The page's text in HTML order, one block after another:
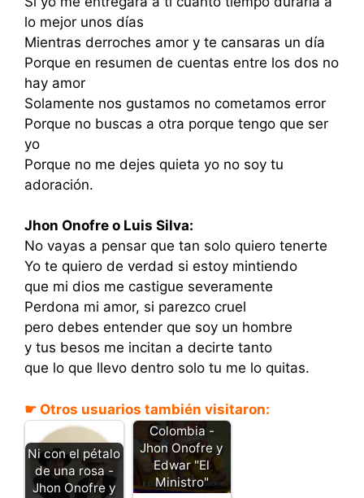
lo mejor unos días
Mientras derroches amor y te cansaras un día
Porque en resumen de cuentas entre los dos no
hay amor
Solamente nos gustamos no cometamos error
Porque no buscas a otra porque tengo que ser
yo
Porque no me dejes quieta yo no soy tu
adoración.
Jhon Onofre o Luis Silva:
No vayas a pensar que tan solo quiero tenerte
Yo te quiero de verdad si estoy mintiendo
que mi dios me castigue severamente
Perdona mi amor, si parezco cruel
pero debes entender que soy un hombre
y tus besos me incitan a decirte tanto
que lo que llevo dentro solo tu me lo quitas.
☛ Otros usuarios también visitaron:
Ni con el pétalo
de una rosa -
Jhon Onofre y
Canta
Colombia -
Jhon Onofre y
Edwar "El
Ministro"